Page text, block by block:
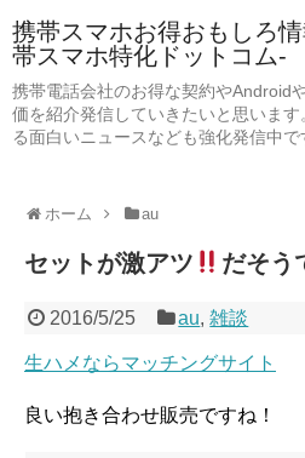
携帯スマホお得おもしろ
帯スマホ特化ドットコム-
携帯電話会社のお得な契約やAndroid
価を紹介発信していきたいと思いま
る面白いニュースなども強化発信中で
ホーム au
セットが激アツ だそう
2016/5/25 au,雑談
生ハメならマッチングサイト
良い抱き合わせ販売ですね！